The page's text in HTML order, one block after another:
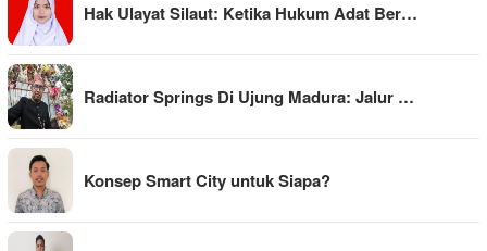
Hak Ulayat Silaut: Ketika Hukum Adat Ber…
Radiator Springs Di Ujung Madura: Jalur …
Konsep Smart City untuk Siapa?